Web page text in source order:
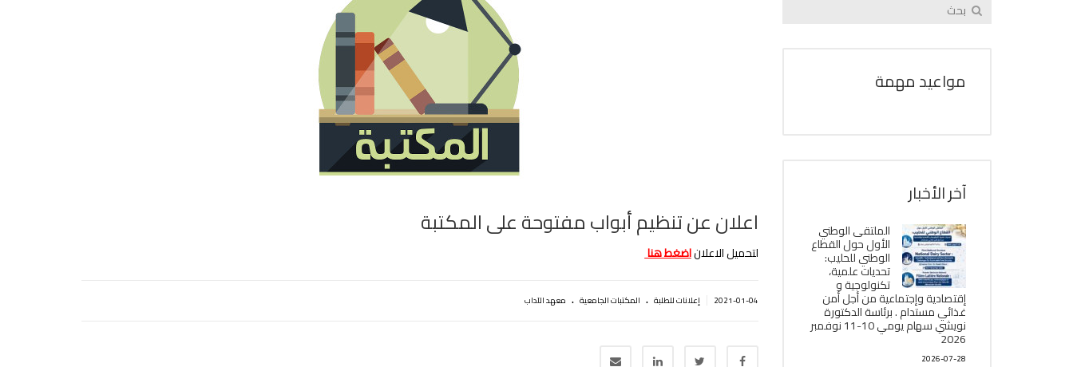
اعلان عن تنظيم أبواب مفتوحة على المكتبة
لتحميل الاعلاناضغط هنا
2021-01-04 إعلانات للطلبة . المكتبات الجامعية . معهد الآداب
مواعيد مهمة
آخر الأخبار
الملتقى الوطني
الأول حول القطاع
الوطني للحليب:
تحديات علمية،
تكنولوجية و
إقتصادية وإجتماعية من أجل أمن
غذائي مستدام . برئاسة الدكتورة
نويشي سهام يومي 10-11 نوفمبر
2026
2026-07-28